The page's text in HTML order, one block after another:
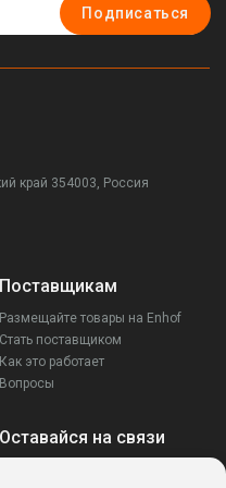
Подписаться
край 354003, Россия
Поставщикам
Размещайте товары на Enhof
Стать поставщиком
Как это работает
Вопросы
Оставайся на связи